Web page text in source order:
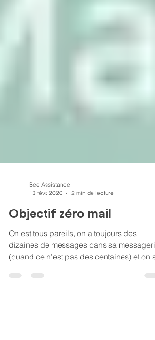
13 févr. 2020
2 min de lecture
Objectif zéro mail
On est tous pareils, on a toujours des
dizaines de messages dans sa messagerie
(quand ce n’est pas des centaines) et on se